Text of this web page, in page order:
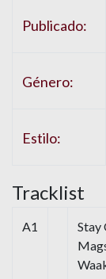
Publicado:
Género:
Estilo:
Tracklist
A1
Stay